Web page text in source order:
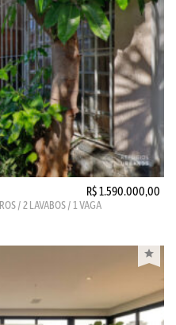
R$ 1.590.000,00
/ 2 LAVABOS / 1 VAGA